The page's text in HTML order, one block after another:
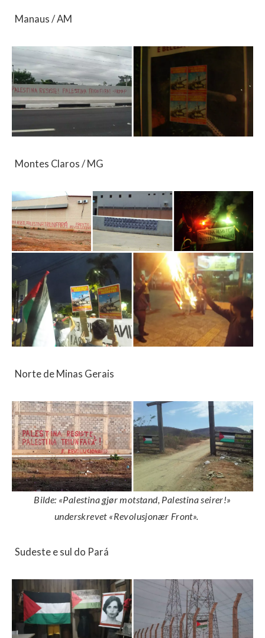
Manaus / AM
Montes Claros / MG
Norte de Minas Gerais
Bilde: «Palestina gjør motstand, Palestina seirer!»
underskrevet «Revolusjonær Front».
Sudeste e sul do Pará